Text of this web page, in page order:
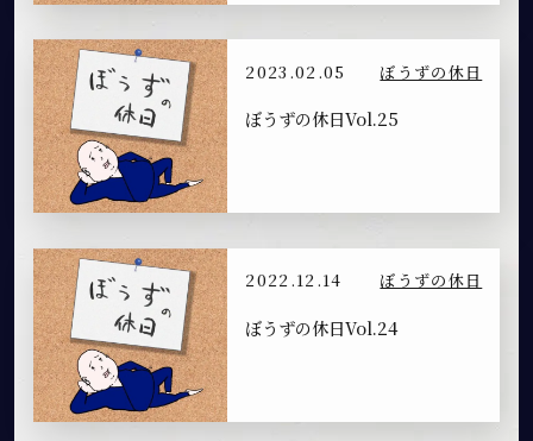
ぼうずの休日Vol.25
2023.02.05 ぼうずの休日
ぼうずの休日Vol.24
2022.12.14 ぼうずの休日